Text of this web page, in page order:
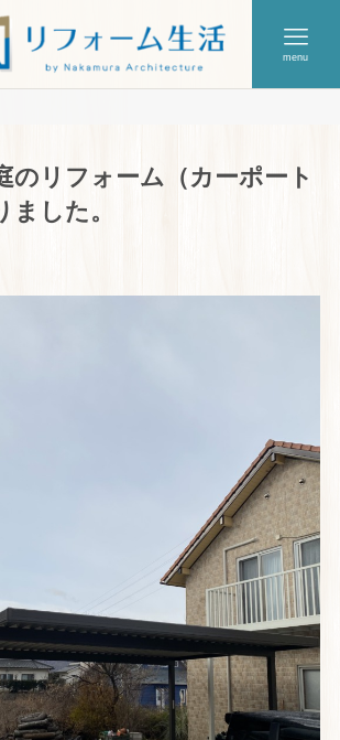
menu
のリフォーム（カーポート
ました。